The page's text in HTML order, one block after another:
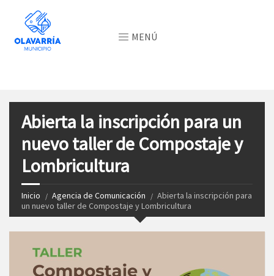
MENÚ
Abierta la inscripción para un
nuevo taller de Compostaje y
Lombricultura
Inicio Agencia de Comunicación
Abierta la inscripción para
un nuevo taller de Compostaje y Lombricultura